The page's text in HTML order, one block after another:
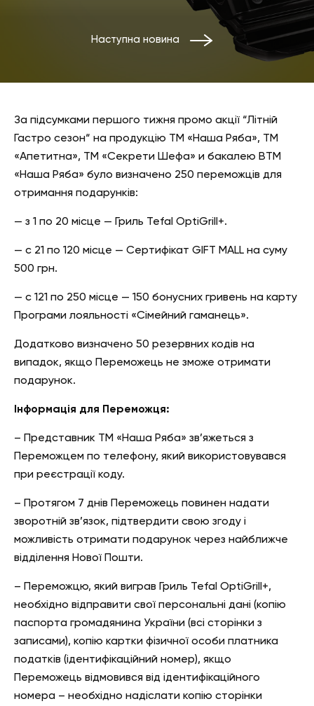
Наступна новина
За підсумками першого тижня промо акції “Літній
Гастро сезон“ на продукцію ТМ «Наша Ряба», ТМ
«Апетитна», ТМ «Секрети Шефа» и бакалею ВТМ
«Наша Ряба» було визначено 250 переможців для
отримання подарунків:
— з 1 по 20 місце — Гриль Tefal OptiGrill+.
— с 21 по 120 місце — Сертифікат GIFT MALL на суму
500 грн.
— с 121 по 250 місце — 150 бонусних гривень на карту
Програми лояльності «Сімейний гаманець».
Додатково визначено 50 резервних кодів на
випадок, якщо Переможець не зможе отримати
подарунок.
Інформація для Переможця:
– Представник ТМ «Наша Ряба» зв’яжеться з
Переможцем по телефону, який використовувався
при реєстрації коду.
– Протягом 7 днів Переможець повинен надати
зворотній зв’язок, підтвердити свою згоду і
можливість отримати подарунок через найближче
відділення Нової Пошти.
– Переможцю, який виграв Гриль Tefal OptiGrill+,
необхідно відправити свої персональні дані (копію
паспорта громадянина України (всі сторінки з
записами), копію картки фізичної особи платника
податків (ідентифікаційний номер), якщо
Переможець відмовився від ідентифікаційного
номера – необхідно надіслати копію сторінки